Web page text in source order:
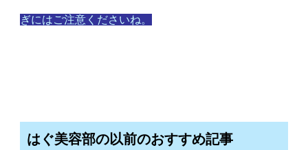
ぎにはご注意くださいね。
はぐ美容部の以前のおすすめ記事